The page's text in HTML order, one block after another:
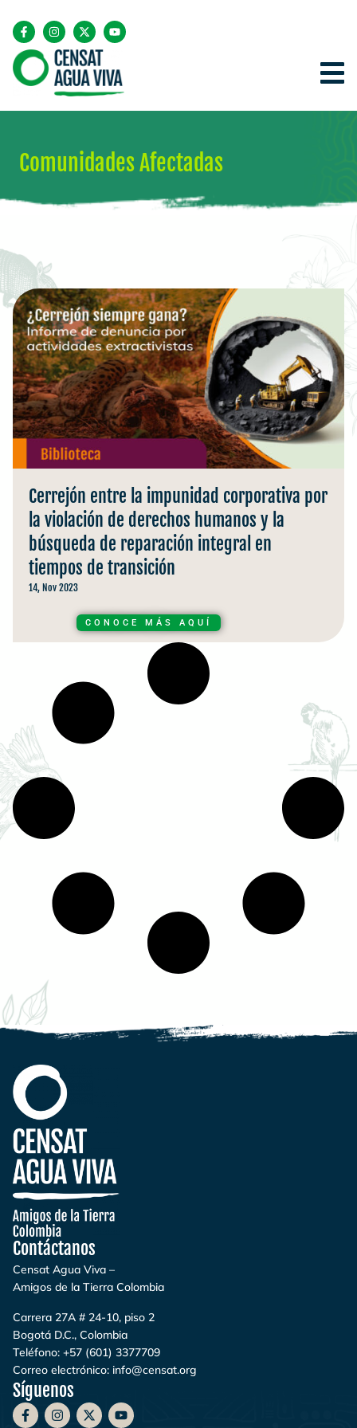
Comunidades Afectadas
Cerrejón entre la impunidad corporativa por
la violación de derechos humanos y la
búsqueda de reparación integral en
tiempos de transición
14, Nov 2023
CONOCE MÁS AQUÍ
Contáctanos
Censat Agua Viva –
Amigos de la Tierra Colombia
Carrera 27A # 24-10, piso 2
Bogotá D.C., Colombia
Teléfono: +57 (601) 3377709
Correo electrónico: info@censat.org
Síguenos